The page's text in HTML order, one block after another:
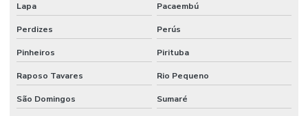
PARA
PATRIMONIAL
EMPRESARIAL
Lapa Pacaembú
Perdizes Perús
Pinheiros Pirituba
Raposo Tavares Rio Pequeno
São Domingos Sumaré